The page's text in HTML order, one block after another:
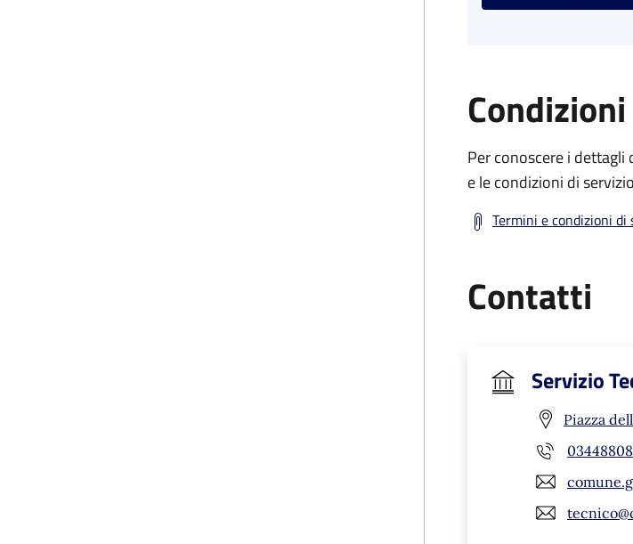
Per conoscere i
e le condizioni di
Termini e condizioni di
Contatti
Servizio
Piazza